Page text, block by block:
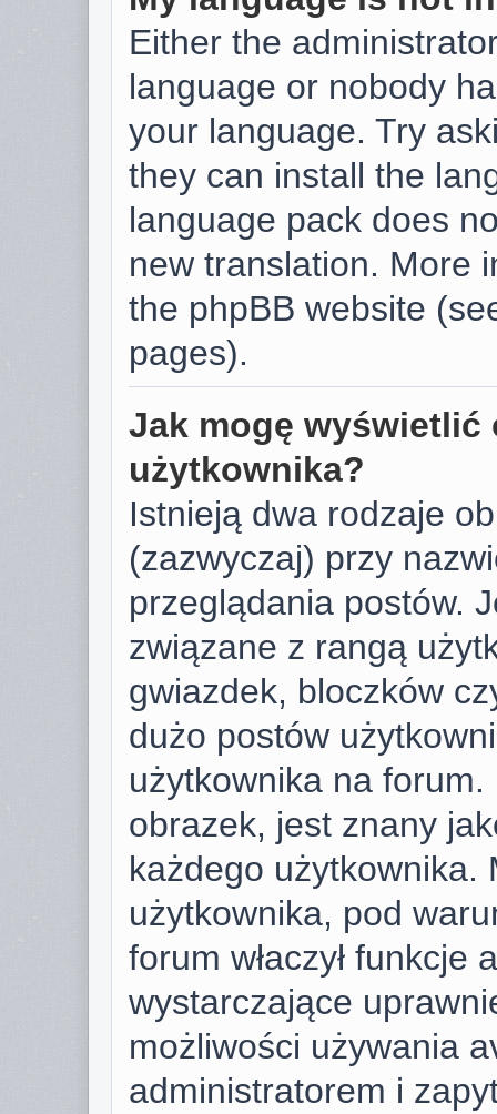
Either the
language or nobody
your language. Try
they can install the
language pack does
new translation. More
the phpBB website
pages).
Jak mogę wyświetlić
użytkownika?
Istnieją dwa rodzaje
(zazwyczaj) przy
przeglądania postów.
związane z rangą
gwiazdek, bloczków
dużo postów
użytkownika na
obrazek, jest znany
każdego użytkownika.
użytkownika, pod
forum właczył funkcje
wystarczające
możliwości używania
administratorem i